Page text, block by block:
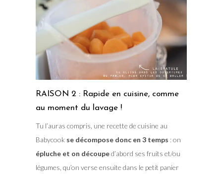
RAISON 2 : Rapide en cuisine, comme
au moment du lavage !
Tu l’auras compris, une recette de cuisine au
Babycook se décompose donc en 3 temps : on
épluche et on découped’abord ses fruits et/ou
légumes, qu’on verse ensuite dans le petit panier